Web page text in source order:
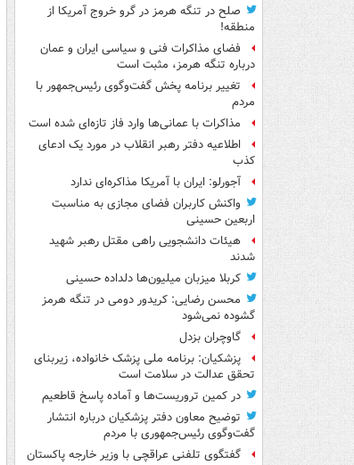
صلح در تنگه هرمز در گرو خروج آمریکا از
منطقه!
فضای مذاکرات فنی و سیاسی ایران و عمان
درباره تنگه هرمز، مثبت است
تغییر برنامه پخش گفت‌وگوی رئیس‌جمهور با
مردم
مذاکرات با عمانی‌ها وارد فاز تازه‌ای شده است
اطلاعیه دفتر رهبر انقلاب در مورد یک ادعای
کذب
آجورلو: ایران با آمریکا مذاکره‌ای ندارد
واکنش کاربران فضای مجازی به مناسبت
اربعین حسینی
هیئات دانشجویی راهی مقتل رهبر شهید
شدند
کربلا میزبان میلیون‌ها دلداده حسینی
محسن رضایی: کریدور دومی در تنگه هرمز
گشوده نمی‌شود
گاوچران بزدل
پزشکیان: برنامه ملی پزشک خانواده، زیربنای
تحقق عدالت در سلامت است
در کمین تروریست‌ها و آماده پاسخ قاطعیم
توضیح معاون دفتر پزشکیان درباره انتشار
گفت‌وگوی رئیس‌جمهوری با مردم
گفتگوی تلفنی عراقچی با وزیر خارجه پاکستان